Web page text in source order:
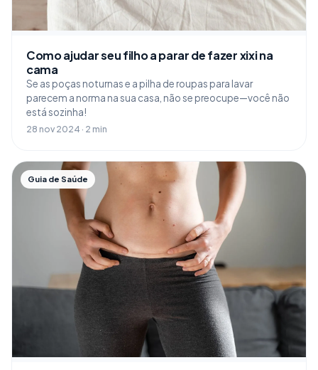
Como ajudar seu filho a parar de fazer xixi na
cama
Se as poças noturnas e a pilha de roupas para lavar
parecem a norma na sua casa, não se preocupe—você não
está sozinha!
28 nov 2024 · 2 min
Guia de Saúde